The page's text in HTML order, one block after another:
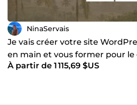
NinaServais
Je vais créer votre site
en main et vous former pour le
À partir de 1 115,69 $US